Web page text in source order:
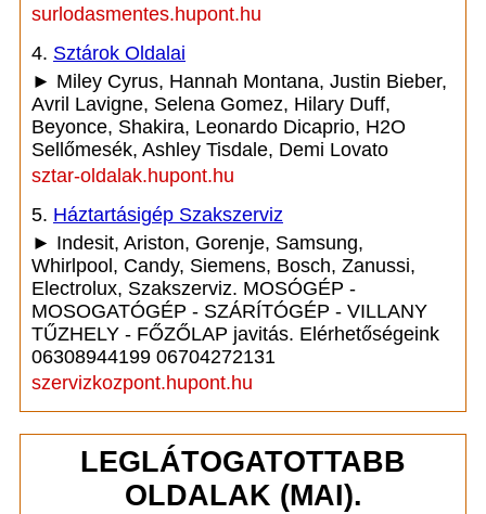
surlodasmentes.hupont.hu
4. Sztárok Oldalai
► Miley Cyrus, Hannah Montana, Justin Bieber,
Avril Lavigne, Selena Gomez, Hilary Duff,
Beyonce, Shakira, Leonardo Dicaprio, H2O
Sellőmesék, Ashley Tisdale, Demi Lovato
sztar-oldalak.hupont.hu
5. Háztartásigép Szakszerviz
► Indesit, Ariston, Gorenje, Samsung,
Whirlpool, Candy, Siemens, Bosch, Zanussi,
Electrolux, Szakszerviz. MOSÓGÉP -
MOSOGATÓGÉP - SZÁRÍTÓGÉP - VILLANY
TŰZHELY - FŐZŐLAP javitás. Elérhetőségeink
06308944199 06704272131
szervizkozpont.hupont.hu
LEGLÁTOGATOTTABB
OLDALAK (MAI).